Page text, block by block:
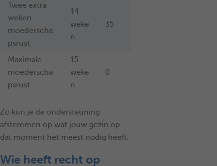
Twee extra
weken
moederscha
psrust
14
weke
n
35
Maximale
moederscha
psrust
15
weke
n
0
Zo kun je de ondersteuning
afstemmen op wat jouw gezin op
dat moment het meest nodig heeft.
Wie heeft recht op